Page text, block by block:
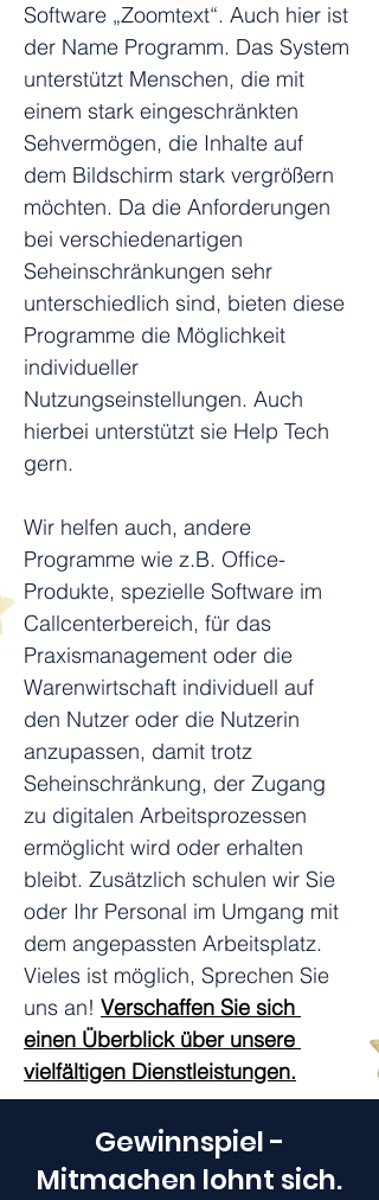
Software „Zoomtext“. Auch hier ist
der Name Programm. Das System
unterstützt Menschen, die mit
einem stark eingeschränkten
Sehvermögen, die Inhalte auf
dem Bildschirm stark vergrößern
möchten. Da die Anforderungen
bei verschiedenartigen
Seheinschränkungen sehr
unterschiedlich sind, bieten diese
Programme die Möglichkeit
individueller
Nutzungseinstellungen. Auch
hierbei unterstützt sie Help Tech
gern.
Wir helfen auch, andere
Programme wie z.B. Office-
Produkte, spezielle Software im
Callcenterbereich, für das
Praxismanagement oder die
Warenwirtschaft individuell auf
den Nutzer oder die Nutzerin
anzupassen, damit trotz
Seheinschränkung, der Zugang
zu digitalen Arbeitsprozessen
ermöglicht wird oder erhalten
bleibt. Zusätzlich schulen wir Sie
oder Ihr Personal im Umgang mit
dem angepassten Arbeitsplatz.
Vieles ist möglich, Sprechen Sie
uns an! Verschaffen Sie sich
einen Überblick über unsere
vielfältigen Dienstleistungen.
Gewinnspiel -
Mitmachen lohnt sich.